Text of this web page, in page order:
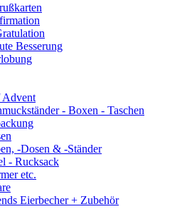
Besserung
Advent
- Boxen - Taschen
-Dosen & -Ständer
- Rucksack
etc.
Eierbecher + Zubehör